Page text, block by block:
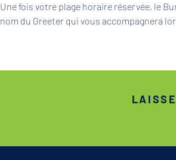
Une fois votre plage horaire réservée, le
nom du Greeter qui vous accompagnera